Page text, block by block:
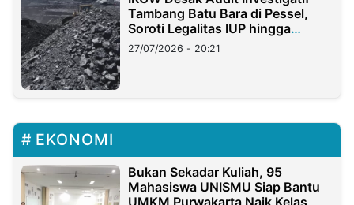
Tambang Batu Bara di Pessel,
Soroti Legalitas IUP hingga
Stockpile
27/07/2026 - 20:21
EKONOMI
Bukan Sekadar Kuliah, 95
Mahasiswa UNISMU Siap Bantu